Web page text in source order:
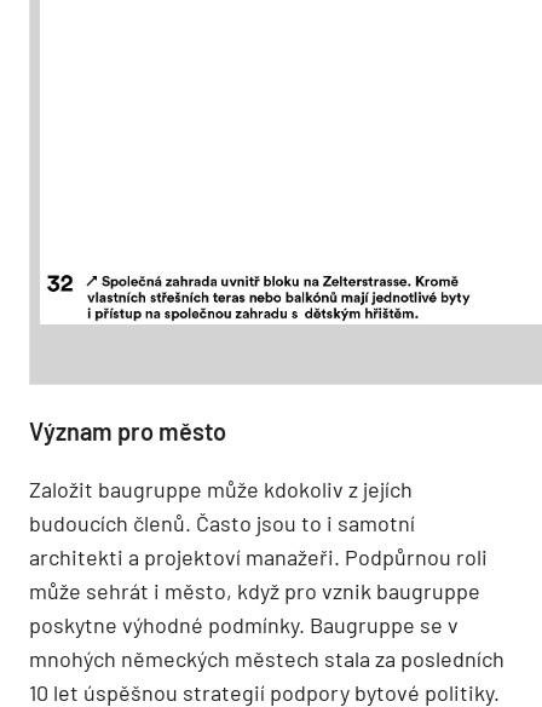
Význam pro město
Založit baugruppe může kdokoliv z jejích
budoucích členů. Často jsou to i samotní
architekti a projektoví manažeři. Podpůrnou roli
může sehrát i město, když pro vznik baugruppe
poskytne výhodné podmínky. Baugruppe se v
mnohých německých městech stala za posledních
10 let úspěšnou strategií podpory bytové politiky.